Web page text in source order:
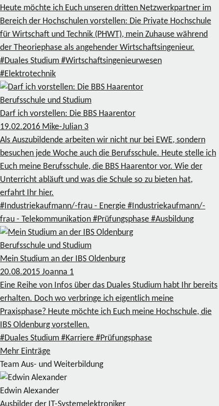
Heute möchte ich Euch unseren dritten Netzwerkpartner im
Bereich der Hochschulen vorstellen: Die Private Hochschule
für Wirtschaft und Technik (PHWT), mein Zuhause während
der Theoriephase als angehender Wirtschaftsingenieur.
#Duales Studium #Wirtschaftsingenieurwesen
#Elektrotechnik
Berufsschule und Studium
Darf ich vorstellen: Die BBS Haarentor
19.02.2016 Mike-Julian 3
Als Auszubildende arbeiten wir nicht nur bei EWE, sondern
besuchen jede Woche auch die Berufsschule. Heute stelle ich
Euch meine Berufsschule, die BBS Haarentor vor. Wie der
Unterricht abläuft und was die Schule so zu bieten hat,
erfahrt Ihr hier.
#Industriekaufmann/-frau - Energie #Industriekaufmann/-
frau - Telekommunikation #Prüfungsphase #Ausbildung
Berufsschule und Studium
Mein Studium an der IBS Oldenburg
20.08.2015 Joanna 1
Eine Reihe von Infos über das Duales Studium habt Ihr bereits
erhalten. Doch wo verbringe ich eigentlich meine
Praxisphase? Heute möchte ich Euch meine Hochschule, die
IBS Oldenburg vorstellen.
#Duales Studium #Karriere #Prüfungsphase
Mehr Einträge
Team Aus- und Weiterbildung
Edwin Alexander